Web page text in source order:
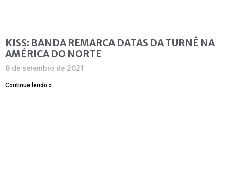
KISS: BANDA REMARCA DATAS DA TURNÊ NA
AMÉRICA DO NORTE
8 de setembro de 2021
Continue lendo »